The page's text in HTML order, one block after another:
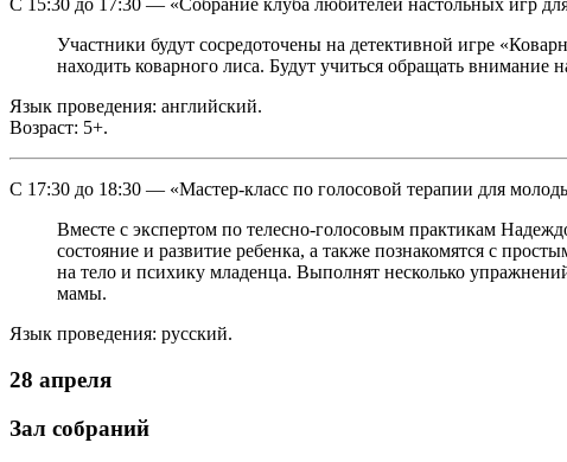
С 15:30 до 17:30 — «Собрание клуба любителей настольных игр
Участники будут сосредоточены на детективной игре
находить коварного лиса. Будут учиться обращать
Язык проведения: английский.
Возраст: 5+.
С 17:30 до 18:30 — «Мастер-класс по голосовой терапии для
Вместе с экспертом по телесно-голосовым практикам
состояние и развитие ребенка, а также познакомятся с
на тело и психику младенца. Выполнят несколько
мамы.
Язык проведения: русский.
28 апреля
Зал собраний